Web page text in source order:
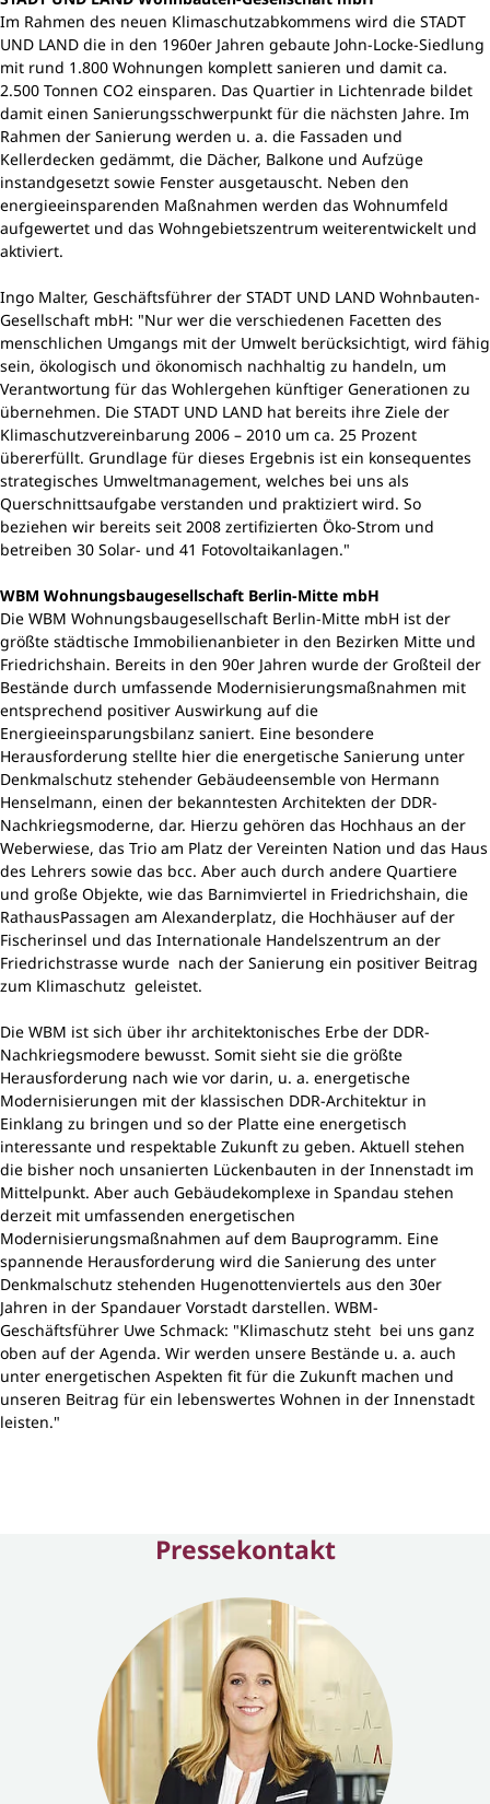
Im Rahmen des neuen Klimaschutzabkommens wird die STADT
UND LAND die in den 1960er Jahren gebaute John-Locke-Siedlung
mit rund 1.800 Wohnungen komplett sanieren und damit ca.
2.500 Tonnen CO2 einsparen. Das Quartier in Lichtenrade bildet
damit einen Sanierungsschwerpunkt für die nächsten Jahre. Im
Rahmen der Sanierung werden u. a. die Fassaden und
Kellerdecken gedämmt, die Dächer, Balkone und Aufzüge
instandgesetzt sowie Fenster ausgetauscht. Neben den
energieeinsparenden Maßnahmen werden das Wohnumfeld
aufgewertet und das Wohngebietszentrum weiterentwickelt und
aktiviert.
Ingo Malter, Geschäftsführer der STADT UND LAND Wohnbauten-
Gesellschaft mbH: "Nur wer die verschiedenen Facetten des
menschlichen Umgangs mit der Umwelt berücksichtigt, wird fähig
sein, ökologisch und ökonomisch nachhaltig zu handeln, um
Verantwortung für das Wohlergehen künftiger Generationen zu
übernehmen. Die STADT UND LAND hat bereits ihre Ziele der
Klimaschutzvereinbarung 2006 – 2010 um ca. 25 Prozent
übererfüllt. Grundlage für dieses Ergebnis ist ein konsequentes
strategisches Umweltmanagement, welches bei uns als
Querschnittsaufgabe verstanden und praktiziert wird. So
beziehen wir bereits seit 2008 zertifizierten Öko-Strom und
betreiben 30 Solar- und 41 Fotovoltaikanlagen."
WBM Wohnungsbaugesellschaft Berlin-Mitte mbH
Die WBM Wohnungsbaugesellschaft Berlin-Mitte mbH ist der
größte städtische Immobilienanbieter in den Bezirken Mitte und
Friedrichshain. Bereits in den 90er Jahren wurde der Großteil der
Bestände durch umfassende Modernisierungsmaßnahmen mit
entsprechend positiver Auswirkung auf die
Energieeinsparungsbilanz saniert. Eine besondere
Herausforderung stellte hier die energetische Sanierung unter
Denkmalschutz stehender Gebäudeensemble von Hermann
Henselmann, einen der bekanntesten Architekten der DDR-
Nachkriegsmoderne, dar. Hierzu gehören das Hochhaus an der
Weberwiese, das Trio am Platz der Vereinten Nation und das Haus
des Lehrers sowie das bcc. Aber auch durch andere Quartiere
und große Objekte, wie das Barnimviertel in Friedrichshain, die
RathausPassagen am Alexanderplatz, die Hochhäuser auf der
Fischerinsel und das Internationale Handelszentrum an der
Friedrichstrasse wurde nach der Sanierung ein positiver Beitrag
zum Klimaschutz geleistet.
Die WBM ist sich über ihr architektonisches Erbe der DDR-
Nachkriegsmodere bewusst. Somit sieht sie die größte
Herausforderung nach wie vor darin, u. a. energetische
Modernisierungen mit der klassischen DDR-Architektur in
Einklang zu bringen und so der Platte eine energetisch
interessante und respektable Zukunft zu geben. Aktuell stehen
die bisher noch unsanierten Lückenbauten in der Innenstadt im
Mittelpunkt. Aber auch Gebäudekomplexe in Spandau stehen
derzeit mit umfassenden energetischen
Modernisierungsmaßnahmen auf dem Bauprogramm. Eine
spannende Herausforderung wird die Sanierung des unter
Denkmalschutz stehenden Hugenottenviertels aus den 30er
Jahren in der Spandauer Vorstadt darstellen. WBM-
Geschäftsführer Uwe Schmack: "Klimaschutz steht bei uns ganz
oben auf der Agenda. Wir werden unsere Bestände u. a. auch
unter energetischen Aspekten fit für die Zukunft machen und
unseren Beitrag für ein lebenswertes Wohnen in der Innenstadt
leisten."
Pressekontakt